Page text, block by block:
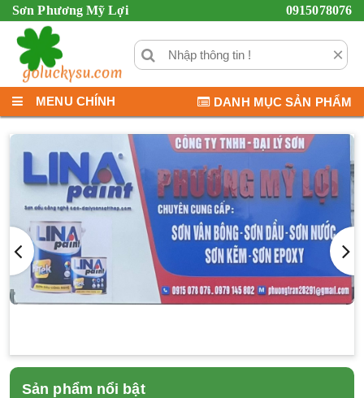
Sơn Phương Mỹ Lợi 0915078076
×
MENU CHÍNH DANH MỤC SẢN PHẨM
Sản phẩm nổi bật